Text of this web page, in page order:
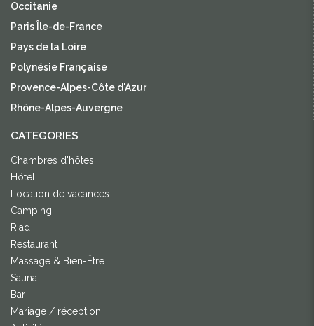
Occitanie
Paris Île-de-France
Pays de la Loire
Polynésie Française
Provence-Alpes-Côte d'Azur
Rhône-Alpes-Auvergne
CATEGORIES
Chambres d'hôtes
Hôtel
Location de vacances
Camping
Riad
Restaurant
Massage & Bien-Être
Sauna
Bar
Mariage / réception